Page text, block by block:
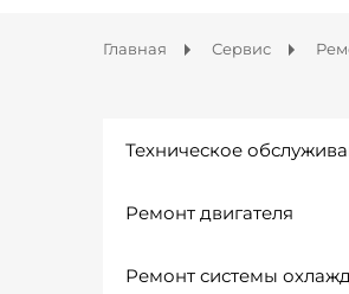
Главная Сервис
Техническое
Ремонт двигателя
Ремонт системы